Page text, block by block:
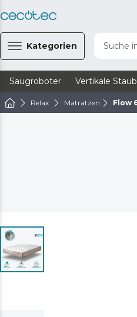
Kategorien Suche
Saugroboter Vertikale
Relax Matratzen Flow